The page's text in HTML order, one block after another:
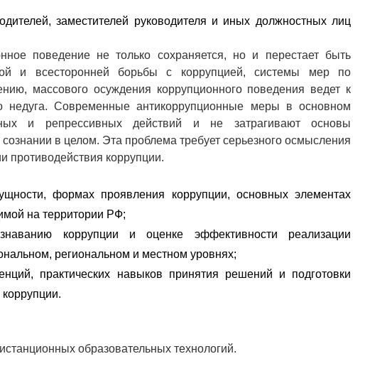
заместителей руководителя и иных должностных лиц
поведение не только сохраняется, но и перестает быть
и всесторонней борьбы с коррупцией, системы мер по
массового осуждения коррупционного поведения ведет к
недуга. Современные антикоррупционные меры в основном
и репрессивных действий и не затрагивают основы
в целом. Эта проблема требует серьезного осмысления
противодействия коррупции.
формах проявления коррупции, основных элементах
на территории РФ;
коррупции и оценке эффективности реализации
региональном и местном уровнях;
практических навыков принятия решений и подготовки
образовательных технологий.